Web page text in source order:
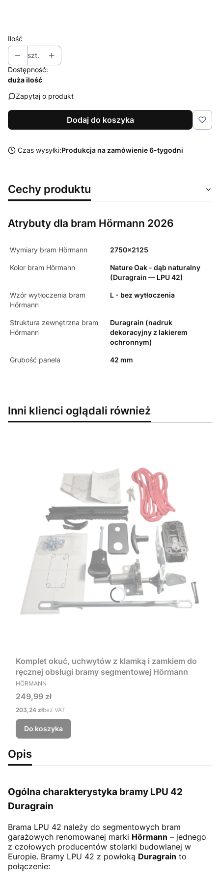
Ilość
szt.
Dostępność:
duża ilość
Zapytaj o produkt
Dodaj do koszyka
Czas wysyłki:Produkcja na zamówienie 6-tygodni
Cechy produktu
Atrybuty dla bram Hörmann 2026
Wymiary bram Hörmann 2750x2125
Kolor bram Hörmann
Nature Oak - dąb naturalny
(Duragrain — LPU 42)
Wzór wytłoczenia bram
Hörmann
L - bez wytłoczenia
Struktura zewnętrzna bram
Hörmann
Duragrain (nadruk
dekoracyjny z lakierem
ochronnym)
Grubość panela 42 mm
Inni klienci oglądali również
Komplet okuć, uchwytów z klamką i zamkiem do
ręcznej obsługi bramy segmentowej Hörmann
PRODUCENT
HÖRMANN
Cena
249,99 zł
Cena
203,24 złbez VAT
Do koszyka
Opis
Ogólna charakterystyka bramy LPU 42
Duragrain
Brama LPU 42 należy do segmentowych bram
garażowych renomowanej marki Hörmann – jednego
z czołowych producentów stolarki budowlanej w
Europie. Bramy LPU 42 z powłoką Duragrain to
połączenie: